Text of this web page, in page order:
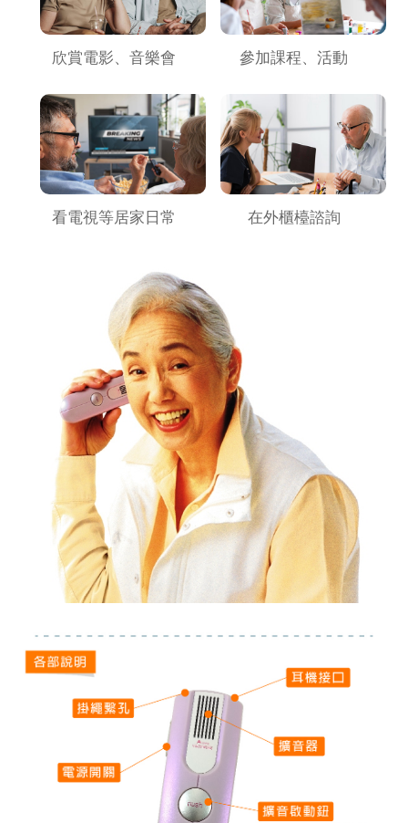
欣賞電影、音樂會 參加課程、活動
看電視等居家日常 在外櫃檯諮詢